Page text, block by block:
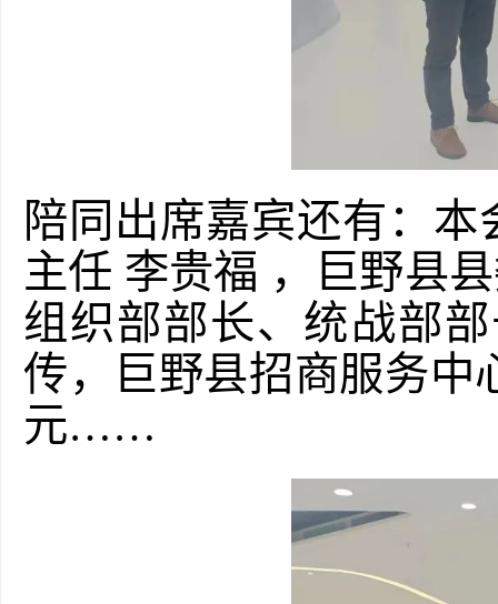
陪同出席嘉宾还有：本
主任 李贵福 ，
巨野县
组织部部长、统战部
传，
巨野县招商服务中
元……